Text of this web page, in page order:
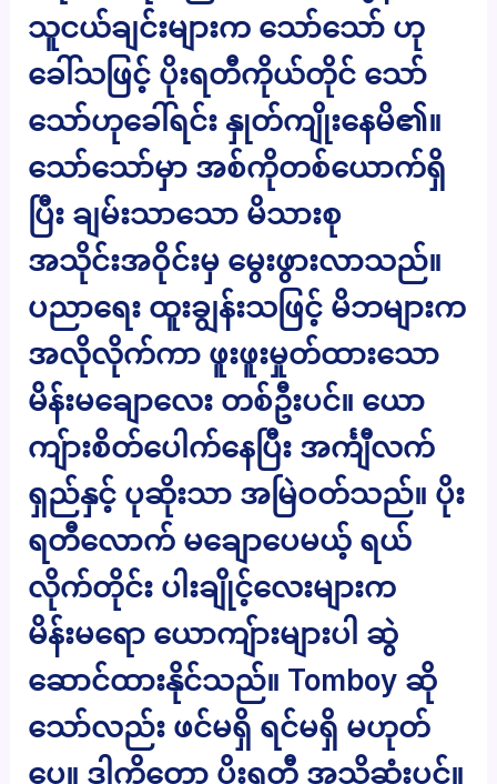
သူငယ်ချင်းများက သော်သော် ဟု
ခေါ်သဖြင့် ပိုးရတီကိုယ်တိုင် သော်
သော်ဟုခေါ်ရင်း နှုတ်ကျိုးနေမိ၏။
သော်သော်မှာ အစ်ကိုတစ်ယောက်ရှိ
ပြီး ချမ်းသာသော မိသားစု
အသိုင်းအဝိုင်းမှ မွေးဖွားလာသည်။
ပညာရေး ထူးချွန်းသဖြင့် မိဘများက
အလိုလိုက်ကာ ဖူးဖူးမှုတ်ထားသော
မိန်းမချောလေး တစ်ဦးပင်။ ယော
ကျ်ားစိတ်ပေါက်နေပြီး အင်္ကျီလက်
ရှည်နှင့် ပုဆိုးသာ အမြဲဝတ်သည်။ ပိုး
ရတီလောက် မချောပေမယ့် ရယ်
လိုက်တိုင်း ပါးချိုင့်လေးများက
မိန်းမရော ယောကျ်ားများပါ ဆွဲ
ဆောင်ထားနိုင်သည်။ Tomboy ဆို
သော်လည်း ဖင်မရှိ ရင်မရှိ မဟုတ်
ပေ။ ဒါကိုတော့ ပိုးရတီ အသိဆုံးပင်။